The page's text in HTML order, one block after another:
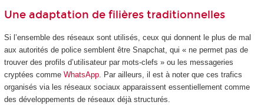
Une adaptation de filières traditionnelles
Si l’ensemble des réseaux sont utilisés, ceux qui donnent le plus de mal
aux autorités de police semblent être Snapchat, qui « ne permet pas de
trouver des profils d’utilisateur par mots-clefs » ou les messageries
cryptées comme WhatsApp. Par ailleurs, il est à noter que ces trafics
organisés via les réseaux sociaux apparaissent essentiellement comme
des développements de réseaux déjà structurés.